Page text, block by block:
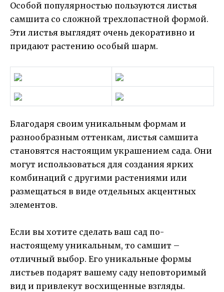
Особой популярностью пользуются листья
самшита со сложной трехлопастной формой.
Эти листья выглядят очень декоративно и
придают растению особый шарм.
Благодаря своим уникальным формам и
разнообразным оттенкам, листья самшита
становятся настоящим украшением сада. Они
могут использоваться для создания ярких
комбинаций с другими растениями или
размещаться в виде отдельных акцентных
элементов.
Если вы хотите сделать ваш сад по-
настоящему уникальным, то самшит –
отличный выбор. Его уникальные формы
листьев подарят вашему саду неповторимый
вид и привлекут восхищенные взгляды.